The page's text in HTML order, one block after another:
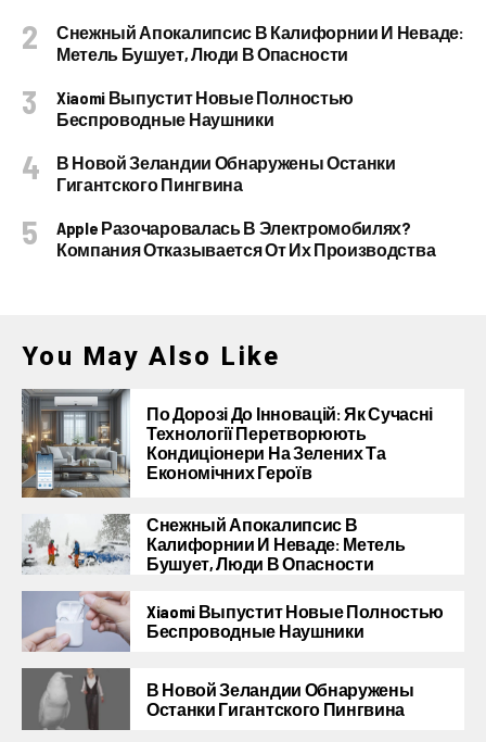
Снежный Апокалипсис В Калифорнии И Неваде:
Метель Бушует, Люди В Опасности
Xiaomi Выпустит Новые Полностью
Беспроводные Наушники
В Новой Зеландии Обнаружены Останки
Гигантского Пингвина
Apple Разочаровалась В Электромобилях?
Компания Отказывается От Их Производства
You May Also Like
По Дорозі До Інновацій: Як Сучасні
Технології Перетворюють
Кондиціонери На Зелених Та
Економічних Героїв
Снежный Апокалипсис В
Калифорнии И Неваде: Метель
Бушует, Люди В Опасности
Xiaomi Выпустит Новые Полностью
Беспроводные Наушники
В Новой Зеландии Обнаружены
Останки Гигантского Пингвина